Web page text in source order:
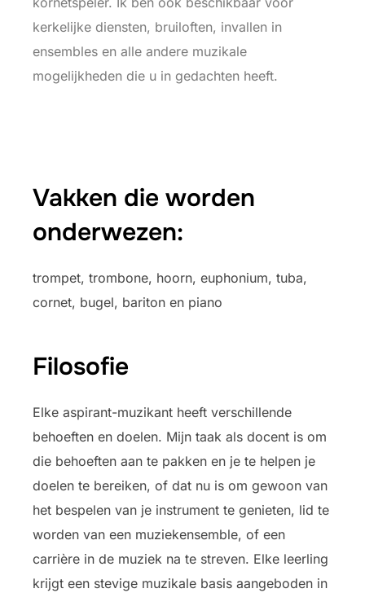
kerkelijke diensten, bruiloften, invallen in
ensembles en alle andere muzikale
mogelijkheden die u in gedachten heeft.
Vakken die worden
onderwezen:
trompet, trombone, hoorn, euphonium, tuba,
cornet, bugel, bariton en piano
Filosofie
Elke aspirant-muzikant heeft verschillende
behoeften en doelen. Mijn taak als docent is om
die behoeften aan te pakken en je te helpen je
doelen te bereiken, of dat nu is om gewoon van
het bespelen van je instrument te genieten, lid te
worden van een muziekensemble, of een
carrière in de muziek na te streven. Elke leerling
krijgt een stevige muzikale basis aangeboden in